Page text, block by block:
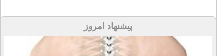
پیشنهاد امروز